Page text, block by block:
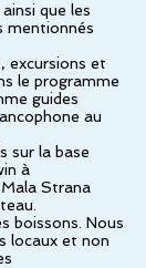
que les
mentionnés
excursions et
le programme
guides
au
sur la base
à
Strana
boissons. Nous
locaux et non